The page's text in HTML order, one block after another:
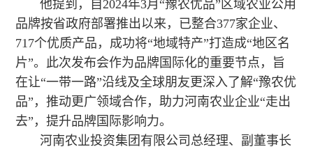
他提到，自2024年3月“豫农优品”区域农业公用
品牌按省政府部署推出以来，已整合377家企业、
717个优质产品，成功将“地域特产”打造成“地区名
片”。此次发布会作为品牌国际化的重要节点，旨
在让“一带一路”沿线及全球朋友更深入了解“豫农优
品”，推动更广领域合作，助力河南农业企业“走出
去”，提升品牌国际影响力。
河南农业投资集团有限公司总经理、副董事长